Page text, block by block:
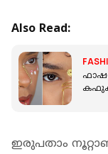
Also Read:
ഇരുപതാം